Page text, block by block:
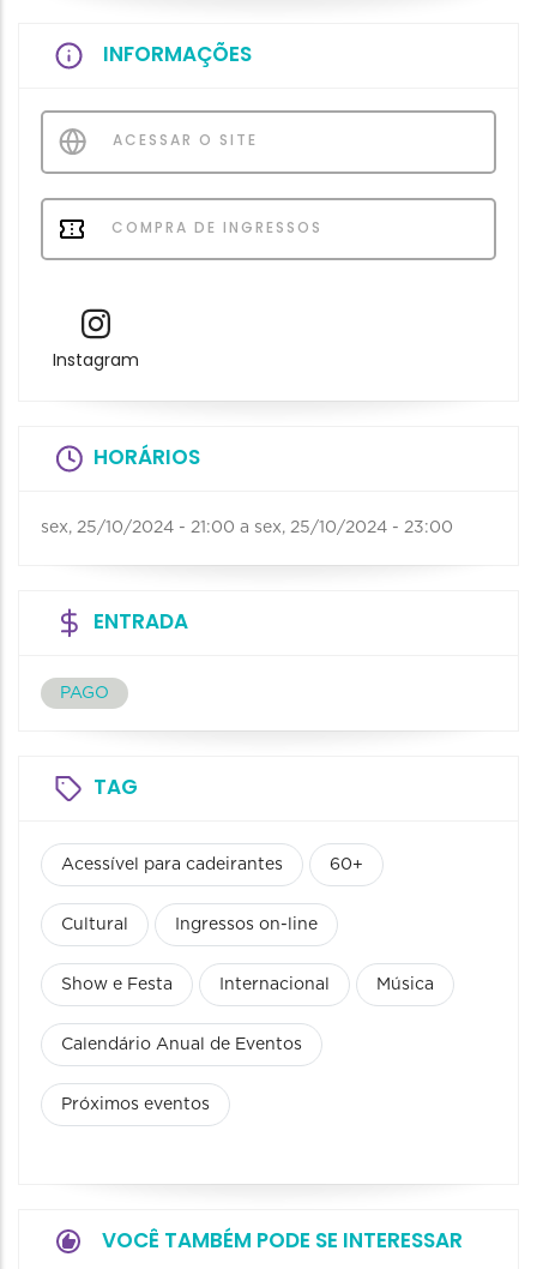
INFORMAÇÕES
ACESSAR O SITE
COMPRA DE INGRESSOS
Instagram
HORÁRIOS
sex, 25/10/2024 - 21:00 a sex, 25/10/2024 - 23:00
ENTRADA
PAGO
TAG
Acessível para cadeirantes 60+
Cultural Ingressos on-line
Show e Festa Internacional Música
Calendário Anual de Eventos
Próximos eventos
VOCÊ TAMBÉM PODE SE INTERESSAR